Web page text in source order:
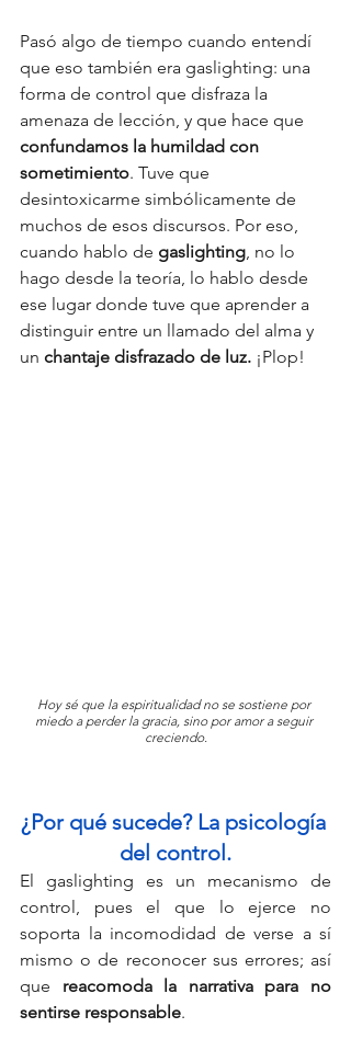
Pasó algo de tiempo cuando entendí
que eso también era gaslighting: una
forma de control que disfraza la
amenaza de lección, y que hace que
confundamos la humildad con
sometimiento. Tuve que
desintoxicarme simbólicamente de
muchos de esos discursos. Por eso,
cuando hablo de gaslighting, no lo
hago desde la teoría, lo hablo desde
ese lugar donde tuve que aprender a
distinguir entre un llamado del alma y
un chantaje disfrazado de luz. ¡Plop!
Hoy sé que la espiritualidad no se sostiene por
miedo a perder la gracia, sino por amor a seguir
creciendo.
¿Por qué sucede? La psicología
del control.
El gaslighting es un mecanismo de
control, pues el que lo ejerce no
soporta la incomodidad de verse a sí
mismo o de reconocer sus errores; así
que reacomoda la narrativa para no
sentirse responsable.